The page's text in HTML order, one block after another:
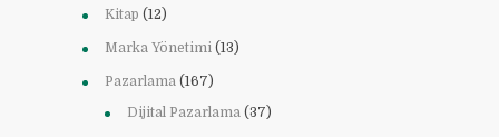
Kitap (12)
Marka Yönetimi (13)
Pazarlama (167)
Dijital Pazarlama (37)